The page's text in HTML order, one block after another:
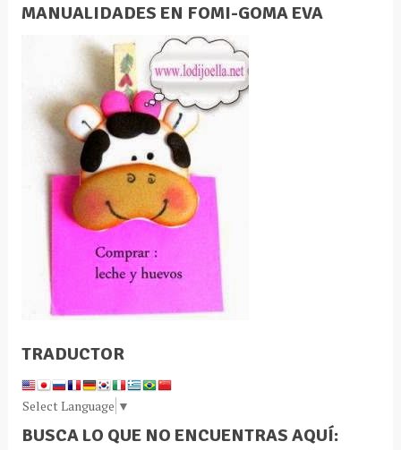
MANUALIDADES EN FOMI-GOMA EVA
TRADUCTOR
Select Language ▼
BUSCA LO QUE NO ENCUENTRAS AQUÍ: